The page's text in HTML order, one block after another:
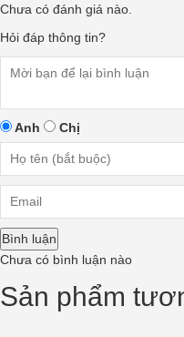
Chưa có đánh giá nào.
Hỏi đáp thông tin?
Anh Chị
Bình luận
Chưa có bình luận nào
Sản phẩm